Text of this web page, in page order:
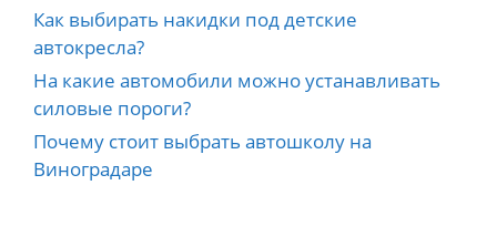
Как выбирать накидки под детские
автокресла?
На какие автомобили можно устанавливать
силовые пороги?
Почему стоит выбрать автошколу на
Виноградаре